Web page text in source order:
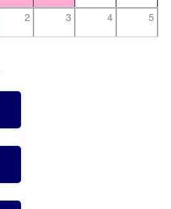
2 3 4 5